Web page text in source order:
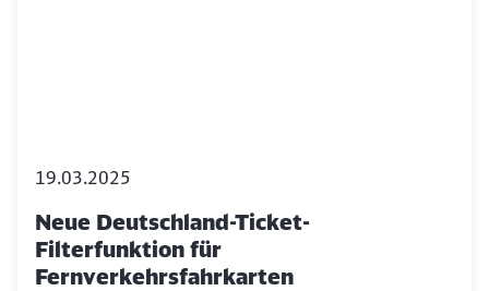
19.03.2025
Neue Deutschland-Ticket-
Filterfunktion für
Fernverkehrsfahrkarten